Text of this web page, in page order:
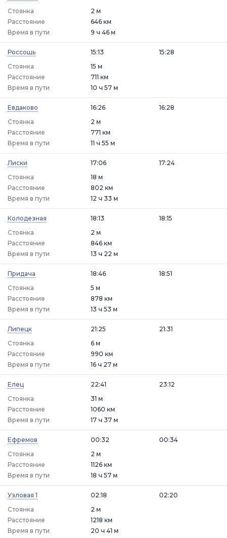
Стоянка
2 м
Расстояние
646 км
Время в пути
9 ч 46 м
Россошь
15:13
Стоянка
15 м
15:28
Расстояние
711 км
Время в пути
10 ч 57 м
Евдаково
16:26
Стоянка
2 м
16:28
Расстояние
771 км
Время в пути
11 ч 55 м
Лиски
17:06
Стоянка
18 м
17:24
Расстояние
802 км
Время в пути
12 ч 33 м
Колодезная
18:13
Стоянка
2 м
18:15
Расстояние
846 км
Время в пути
13 ч 22 м
Придача
18:46
Стоянка
5 м
18:51
Расстояние
878 км
Время в пути
13 ч 53 м
Липецк
21:25
Стоянка
6 м
21:31
Расстояние
990 км
Время в пути
16 ч 27 м
Елец
22:41
Стоянка
31 м
23:12
Расстояние
1060 км
Время в пути
17 ч 37 м
Ефремов
00:32
Стоянка
2 м
00:34
Расстояние
1126 км
Время в пути
18 ч 57 м
Узловая 1
02:18
Стоянка
2 м
02:20
Расстояние
1218 км
Время в пути
20 ч 41 м